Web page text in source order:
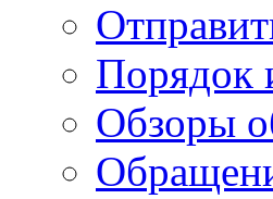
Порядок
Обзоры